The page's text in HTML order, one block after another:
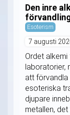
Den inre
Esoterism
7 augusti
Ordet
laboratorier,
att förvandla
esoteriska
djupare
metallen,